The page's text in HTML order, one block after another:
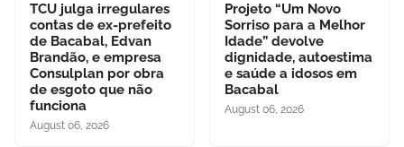
TCU julga irregulares
contas de ex-prefeito
de Bacabal, Edvan
Brandão, e empresa
Consulplan por obra
de esgoto que não
funciona
August 06, 2026
Projeto “Um Novo
Sorriso para a Melhor
Idade” devolve
dignidade, autoestima
e saúde a idosos em
Bacabal
August 06, 2026